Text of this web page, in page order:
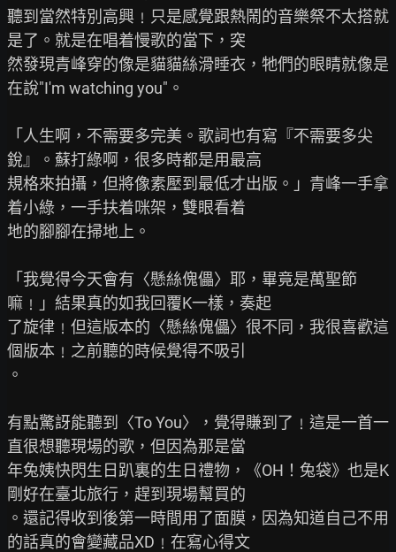
聽到當然特別高興﹗只是感覺跟熱鬧的音樂祭不太搭就
是了。就是在唱着慢歌的當下，突
然發現青峰穿的像是貓貓絲滑睡衣，牠們的眼睛就像是
在說"I'm watching you"。
「人生啊，不需要多完美。歌詞也有寫『不需要多尖
銳』。蘇打綠啊，很多時都是用最高
規格來拍攝，但將像素壓到最低才出版。」青峰一手拿
着小綠，一手扶着咪架，雙眼看着
地的腳腳在掃地上。
「我覺得今天會有〈懸絲傀儡〉耶，畢竟是萬聖節
嘛﹗」結果真的如我回覆K一樣，奏起
了旋律﹗但這版本的〈懸絲傀儡〉很不同，我很喜歡這
個版本﹗之前聽的時候覺得不吸引
。
有點驚訝能聽到〈To You〉，覺得賺到了﹗這是一首一
直很想聽現場的歌，但因為那是當
年兔姨快閃生日趴裏的生日禮物，《OH！兔袋》也是K
剛好在臺北旅行，趕到現場幫買的
。還記得收到後第一時間用了面膜，因為知道自己不用
的話真的會變藏品XD﹗在寫心得文